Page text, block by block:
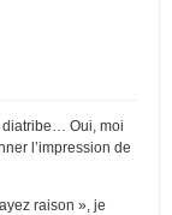
diatribe… Oui, moi
l’impression de
raison », je